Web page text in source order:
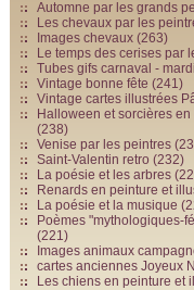
Automne par les grands
Les chevaux par les
Images chevaux (263)
Le temps des cerises par
Tubes gifs carnaval -
Vintage bonne fête (241)
Vintage cartes illustrées
Halloween et sorcières
(238)
Venise par les peintres
Saint-Valentin retro (232)
La poésie et les arbres
Renards en peinture et
La poésie et la musique
Poèmes "mythologiques-
(221)
Images animaux
cartes anciennes Joyeux
Les chiens en peinture et